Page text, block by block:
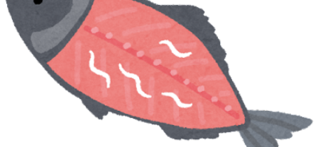
イベント・グッズ
YouTube
会社情報